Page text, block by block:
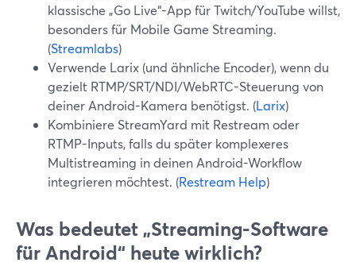
klassische „Go Live“-App für Twitch/YouTube willst,
besonders für Mobile Game Streaming.
(Streamlabs)
Verwende Larix (und ähnliche Encoder), wenn du
gezielt RTMP/SRT/NDI/WebRTC-Steuerung von
deiner Android-Kamera benötigst. (Larix)
Kombiniere StreamYard mit Restream oder
RTMP-Inputs, falls du später komplexeres
Multistreaming in deinen Android-Workflow
integrieren möchtest. (Restream Help)
Was bedeutet „Streaming-Software
für Android“ heute wirklich?